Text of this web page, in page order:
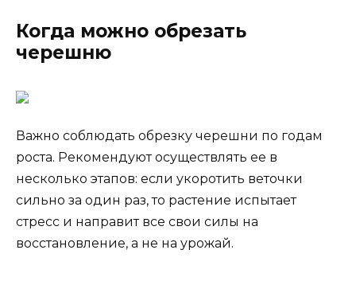
Когда можно обрезать
черешню
Важно соблюдать обрезку черешни по годам
роста. Рекомендуют осуществлять ее в
несколько этапов: если укоротить веточки
сильно за один раз, то растение испытает
стресс и направит все свои силы на
восстановление, а не на урожай.